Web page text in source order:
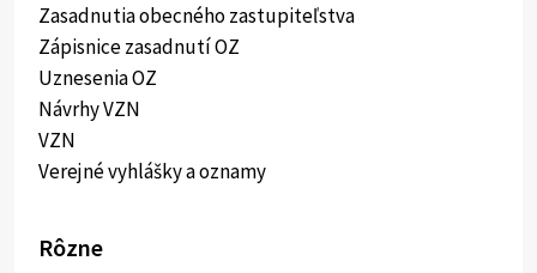
Zasadnutia obecného zastupiteľstva
Zápisnice zasadnutí OZ
Uznesenia OZ
Návrhy VZN
VZN
Verejné vyhlášky a oznamy
Rôzne